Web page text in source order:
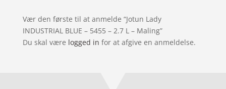
Vær den første til at anmelde “Jotun Lady
INDUSTRIAL BLUE – 5455 – 2.7 L – Maling”
Du skal være logged in for at afgive en anmeldelse.